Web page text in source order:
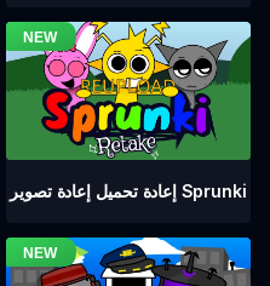
إعادة تحميل إعادة تصوير Sprunki